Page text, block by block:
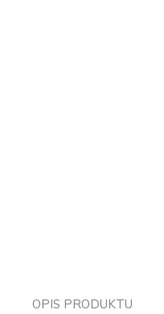
OPIS PRODUKTU